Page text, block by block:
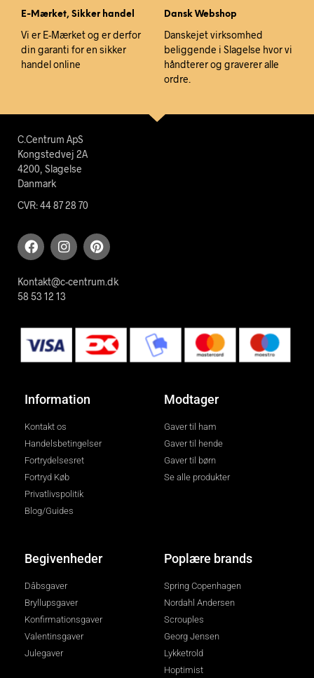
E-Mærket, Sikker handel
Vi er E-Mærket og er derfor
din garanti for en sikker
handel online
Dansk Webshop
Danskejet virksomhed
beliggende i Slagelse hvor vi
håndterer og graverer alle
ordre.
C.Centrum ApS
Kongstedvej 2A
4200, Slagelse
Danmark
CVR: 44 87 28 70
Kontakt@c-centrum.dk
58 53 12 13
Information
Kontakt os
Handelsbetingelser
Fortrydelsesret
Fortryd Køb
Privatlivspolitik
Blog/Guides
Modtager
Gaver til ham
Gaver til hende
Gaver til børn
Se alle produkter
Begivenheder
Dåbsgaver
Bryllupsgaver
Konfirmationsgaver
Valentinsgaver
Julegaver
Poplære brands
Spring Copenhagen
Nordahl Andersen
Scrouples
Georg Jensen
Lykketrold
Hoptimist